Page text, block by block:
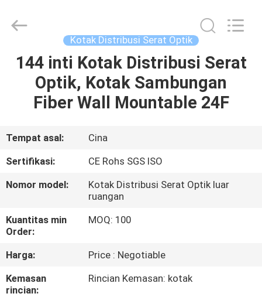
RUMAH
PRODUK
TENTANG
KAMI
TUR
PABRIK
KONTROL
KUALITAS
pemasok.
Copyright
Shenzhen
Developed
Kotak Distribusi Serat Optik
144 inti Kotak Distribusi Serat
Optik, Kotak Sambungan
Fiber Wall Mountable 24F
Tempat asal:
Cina
Sertifikasi:
CE Rohs SGS ISO
Nomor model:
Kotak Distribusi Serat Optik luar
ruangan
Kuantitas min
Order:
MOQ: 100
Harga:
Price : Negotiable
Kemasan
rincian:
Rincian Kemasan: kotak